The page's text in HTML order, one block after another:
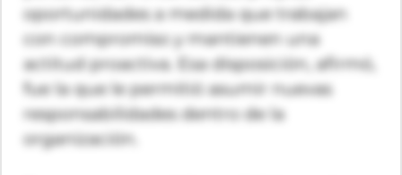
oportunidades a medida que trabajan
con compromiso y mantienen una
actitud proactiva. Esa disposición, afirmó,
fue la que le permitió asumir nuevas
responsabilidades dentro de la
organización.